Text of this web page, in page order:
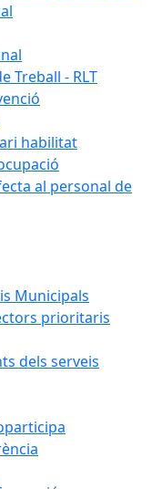
Treball - RLT
habilitat
al personal de
Municipals
prioritaris
dels serveis